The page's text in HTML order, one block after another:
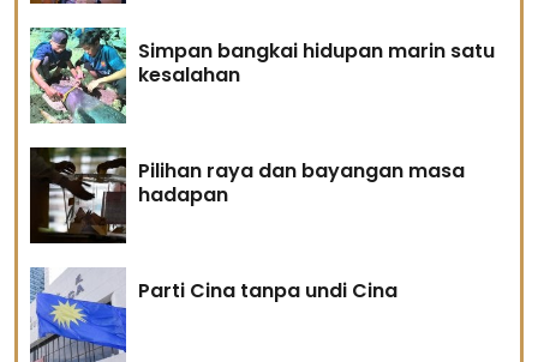
Simpan bangkai hidupan marin satu
kesalahan
Pilihan raya dan bayangan masa
hadapan
Parti Cina tanpa undi Cina